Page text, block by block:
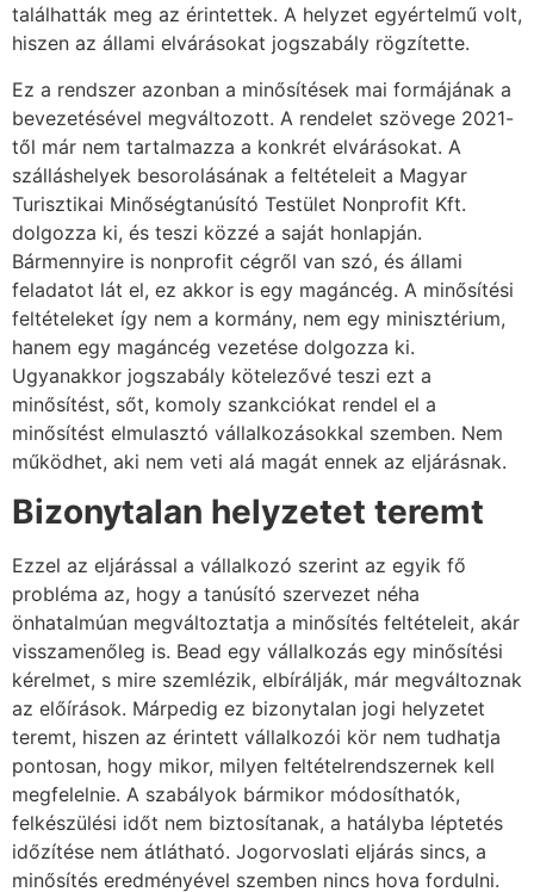
találhatták meg az érintettek. A helyzet egyértelmű volt,
hiszen az állami elvárásokat jogszabály rögzítette.
Ez a rendszer azonban a minősítések mai formájának a
bevezetésével megváltozott. A rendelet szövege 2021-
től már nem tartalmazza a konkrét elvárásokat. A
szálláshelyek besorolásának a feltételeit a Magyar
Turisztikai Minőségtanúsító Testület Nonprofit Kft.
dolgozza ki, és teszi közzé a saját honlapján.
Bármennyire is nonprofit cégről van szó, és állami
feladatot lát el, ez akkor is egy magáncég. A minősítési
feltételeket így nem a kormány, nem egy minisztérium,
hanem egy magáncég vezetése dolgozza ki.
Ugyanakkor jogszabály kötelezővé teszi ezt a
minősítést, sőt, komoly szankciókat rendel el a
minősítést elmulasztó vállalkozásokkal szemben. Nem
működhet, aki nem veti alá magát ennek az eljárásnak.
Bizonytalan helyzetet teremt
Ezzel az eljárással a vállalkozó szerint az egyik fő
probléma az, hogy a tanúsító szervezet néha
önhatalmúan megváltoztatja a minősítés feltételeit, akár
visszamenőleg is. Bead egy vállalkozás egy minősítési
kérelmet, s mire szemlézik, elbírálják, már megváltoznak
az előírások. Márpedig ez bizonytalan jogi helyzetet
teremt, hiszen az érintett vállalkozói kör nem tudhatja
pontosan, hogy mikor, milyen feltételrendszernek kell
megfelelnie. A szabályok bármikor módosíthatók,
felkészülési időt nem biztosítanak, a hatályba léptetés
időzítése nem átlátható. Jogorvoslati eljárás sincs, a
minősítés eredményével szemben nincs hova fordulni.